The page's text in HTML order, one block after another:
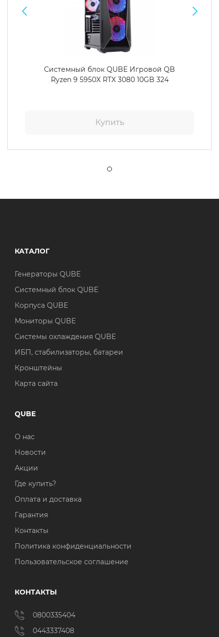
Системный блок QUBE Игровой QB
Ryzen 9 5950X RTX 3080 10GB 324
Купить
КАТАЛОГ
Генераторы QUBE
Системный блок QUBE
Корпуса QUBE
Мониторы QUBE
Системы охлаждения QUBE
ИБП, стабилизаторы, батареи
Кронштейны
Карта сайта
QUBE
О нас
Новости
Акции
Где купить?
Оплата и доставка
Гарантия
Контакты
Политика конфиденциальности
Пользовательское соглашение
КОНТАКТЫ
0800335404
0443337408